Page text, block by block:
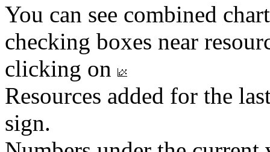
You can see combined
checking boxes near
clicking on
Resources added for the
sign.